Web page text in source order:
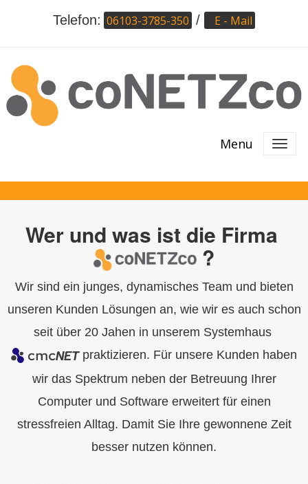
Telefon: 06103-3785-350 / E - Mail
Menu
Wer und was ist die Firma
?
Wir sind ein junges, dynamisches Team und bieten
unseren Kunden Lösungen an, wie wir es auch schon
seit über 20 Jahen in unserem Systemhaus
praktizieren. Für unsere Kunden haben
wir das Spektrum neben der Betreuung Ihrer
Computer und Software erweitert für einen
stressfreien Alltag. Damit Sie Ihre gewonnene Zeit
besser nutzen können.